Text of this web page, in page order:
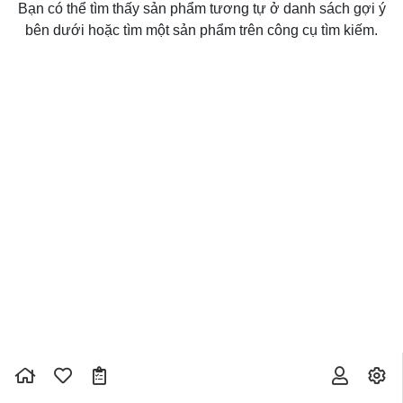
Bạn có thể tìm thấy sản phẩm tương tự ở danh sách gợi ý
bên dưới hoặc tìm một sản phẩm trên công cụ tìm kiếm.